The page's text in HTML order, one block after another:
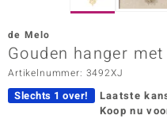
Vogue
in Italy
de Melo
Gouden hanger
Artikelnummer: 3492XJ
Slechts 1 over!
Laatste
Koop nu